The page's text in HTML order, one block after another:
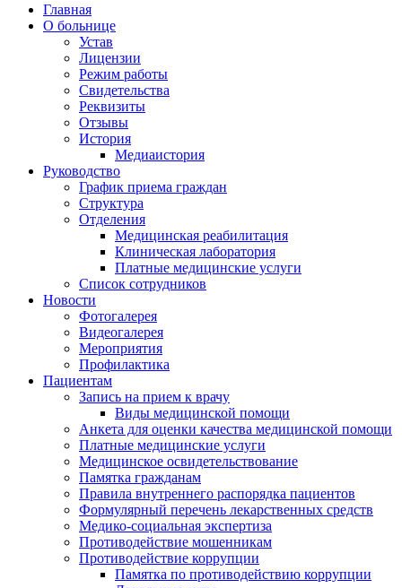
Главная
О больнице
Устав
Лицензии
Режим работы
Свидетельства
Реквизиты
Отзывы
История
Медиаистория
Руководство
График приема граждан
Структура
Отделения
Медицинская реабилитация
Клиническая лаборатория
Платные медицинские услуги
Список сотрудников
Новости
Фотогалерея
Видеогалерея
Мероприятия
Профилактика
Пациентам
Запись на прием к врачу
Виды медицинской помощи
Анкета для оценки качества медицинской помощи
Платные медицинские услуги
Медицинское освидетельствование
Памятка гражданам
Правила внутреннего распорядка пациентов
Формулярный перечень лекарственных средств
Медико-социальная экспертиза
Противодействие мошенникам
Противодействие коррупции
Памятка по противодействию коррупции